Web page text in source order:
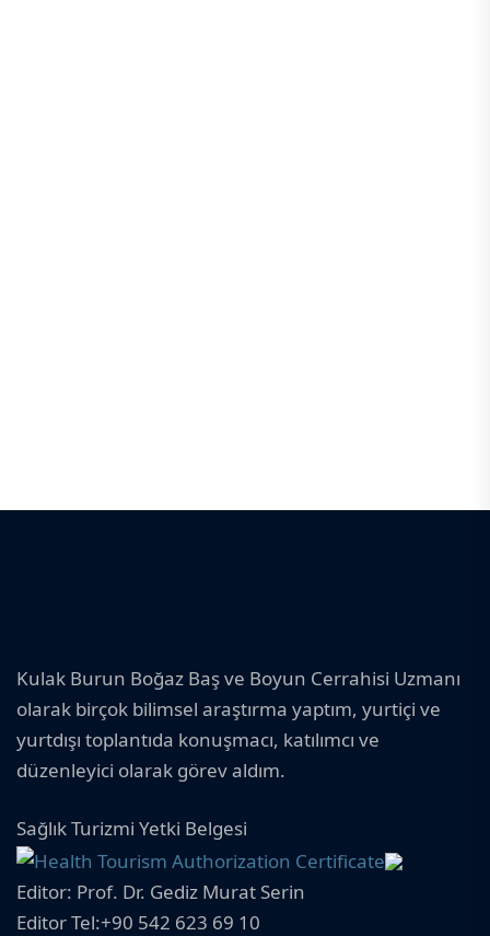
Kulak Burun Boğaz Baş ve Boyun Cerrahisi Uzmanı
olarak birçok bilimsel araştırma yaptım, yurtiçi ve
yurtdışı toplantıda konuşmacı, katılımcı ve
düzenleyici olarak görev aldım.
Sağlık Turizmi Yetki Belgesi
Editor: Prof. Dr. Gediz Murat Serin
Editor Tel:+90 542 623 69 10